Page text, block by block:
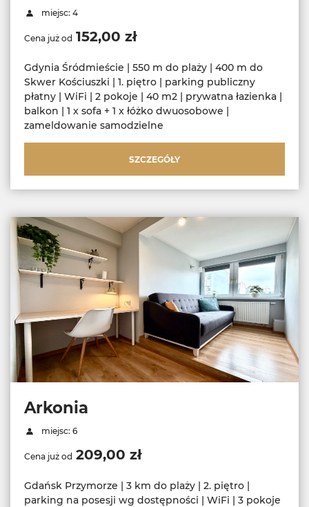
miejsc: 4
Cena już od 152,00 zł
Gdynia Śródmieście | 550 m do plaży | 400 m do
Skwer Kościuszki | 1. piętro | parking publiczny
płatny | WiFi | 2 pokoje | 40 m2 | prywatna łazienka |
balkon | 1 x sofa + 1 x łóżko dwuosobowe |
zameldowanie samodzielne
SZCZEGÓŁY
Arkonia
miejsc: 6
Cena już od 209,00 zł
Gdańsk Przymorze | 3 km do plaży | 2. piętro |
parking na posesji wg dostępności | WiFi | 3 pokoje